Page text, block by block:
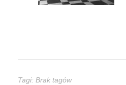
Tagi: Brak tagów